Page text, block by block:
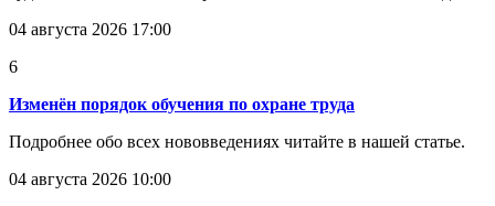
04 августа 2026 17:00
6
Изменён порядок обучения по охране труда
Подробнее обо всех нововведениях читайте в нашей статье.
04 августа 2026 10:00